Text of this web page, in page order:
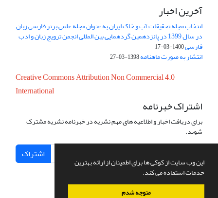
این وب سایت از کوکی ها برای اطمینان از ارائه بهترین
خدمات استفاده می کند.
متوجه شدم
آخرین اخبار
انتخاب مجله تحقیقات آب و خاک ایران به عنوان مجله علمی برتر فارسی زبان
در سال 1399 در پانزدهمین گردهمایی بین المللی انجمن ترویج زبان و ادب
فارسی1400-03-17
انتشار به صورت ماهنامه1398-03-27
Creative Commons Attribution Non Commercial 4.0
International
اشتراک خبرنامه
برای دریافت اخبار و اطلاعیه های مهم نشریه در خبرنامه نشریه مشترک
شوید.
اشتراک